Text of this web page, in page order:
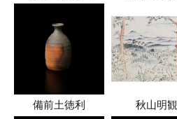
備前土徳利 秋山明観